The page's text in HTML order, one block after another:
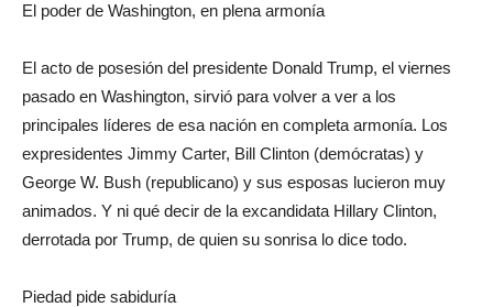
El poder de Washington, en plena armonía
El acto de posesión del presidente Donald Trump, el viernes
pasado en Washington, sirvió para volver a ver a los
principales líderes de esa nación en completa armonía. Los
expresidentes Jimmy Carter, Bill Clinton (demócratas) y
George W. Bush (republicano) y sus esposas lucieron muy
animados. Y ni qué decir de la excandidata Hillary Clinton,
derrotada por Trump, de quien su sonrisa lo dice todo.
Piedad pide sabiduría